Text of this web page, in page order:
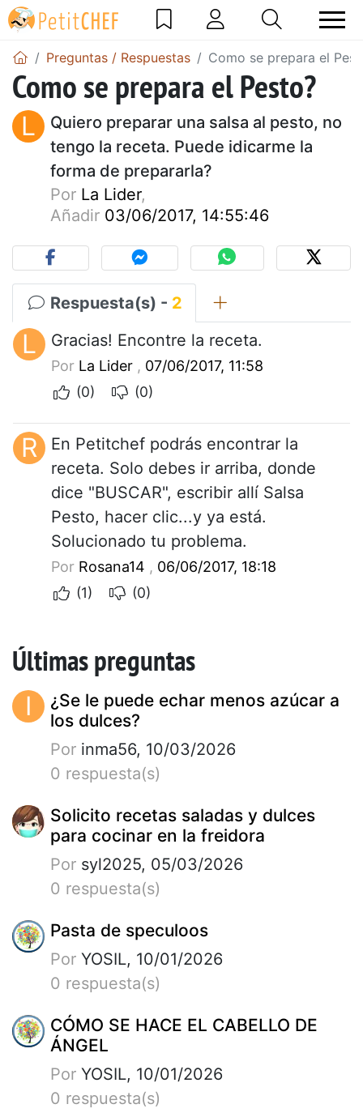
Preguntas / Respuestas Como se prepara el
Como se prepara el Pesto?
L
Quiero preparar una salsa al pesto, no
tengo la receta. Puede idicarme la
forma de prepararla?
Por La Lider,
Añadir 03/06/2017, 14:55:46
Respuesta(s) - 2
L Gracias! Encontre la receta.
Por La Lider , 07/06/2017, 11:58
(0)
(0)
R
En Petitchef podrás encontrar la
receta. Solo debes ir arriba, donde
dice "BUSCAR", escribir allí Salsa
Pesto, hacer clic...y ya está.
Solucionado tu problema.
Por Rosana14 , 06/06/2017, 18:18
(1)
(0)
Últimas preguntas
I
¿Se le puede echar menos azúcar a
los dulces?
Por inma56, 10/03/2026
0 respuesta(s)
Solicito recetas saladas y dulces
para cocinar en la freidora
Por syl2025, 05/03/2026
0 respuesta(s)
Pasta de speculoos
Por YOSIL, 10/01/2026
0 respuesta(s)
CÓMO SE HACE EL CABELLO DE
ÁNGEL
Por YOSIL, 10/01/2026
0 respuesta(s)